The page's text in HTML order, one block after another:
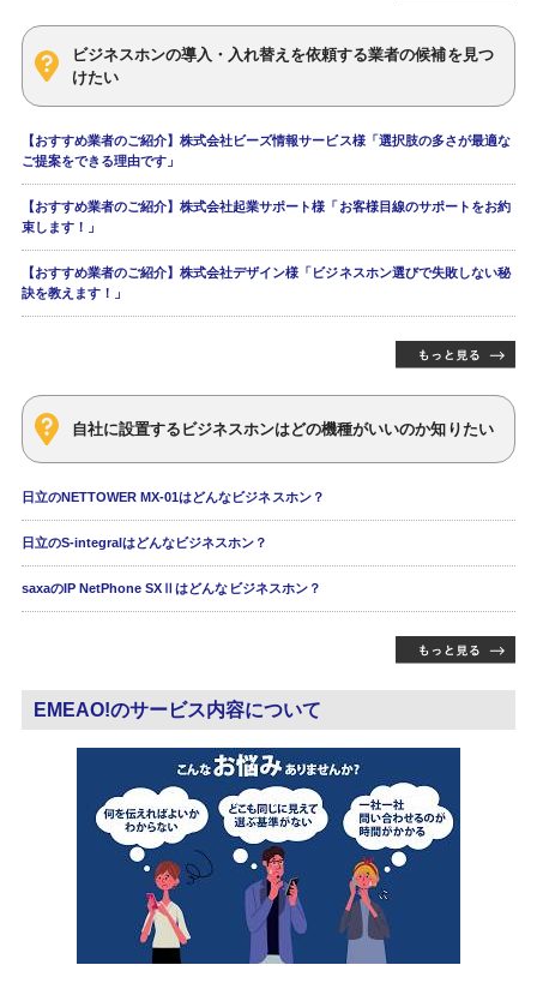
ビジネスホンの導入・入れ替えを依頼する業者の候補を見つ
けたい
【おすすめ業者のご紹介】株式会社ビーズ情報サービス様「選択肢の多さが最適な
ご提案をできる理由です」
【おすすめ業者のご紹介】株式会社起業サポート様「お客様目線のサポートをお約
束します！」
【おすすめ業者のご紹介】株式会社デザイン様「ビジネスホン選びで失敗しない秘
訣を教えます！」
自社に設置するビジネスホンはどの機種がいいのか知りたい
日立のNETTOWER MX-01はどんなビジネスホン？
日立のS-integralはどんなビジネスホン？
saxaのIP NetPhone SXⅡはどんなビジネスホン？
EMEAO!のサービス内容について